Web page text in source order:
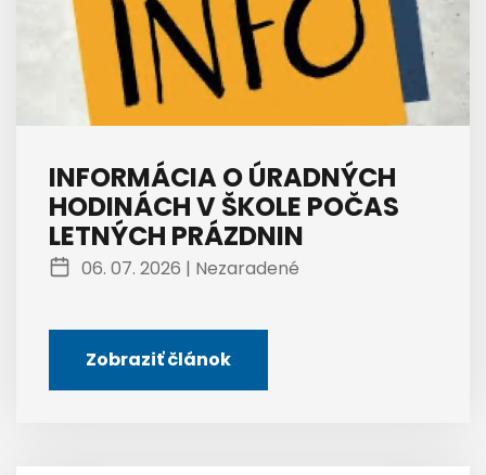
INFORMÁCIA O ÚRADNÝCH
HODINÁCH V ŠKOLE POČAS
LETNÝCH PRÁZDNIN
06. 07. 2026 | Nezaradené
Zobraziť článok